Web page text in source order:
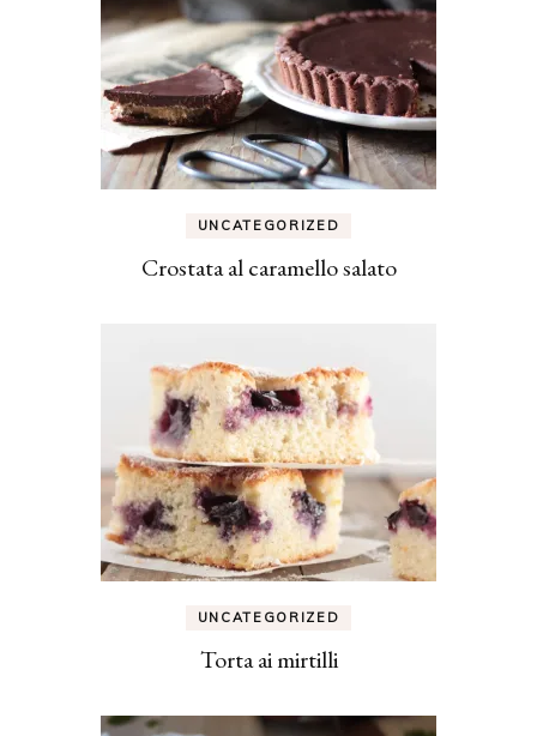
UNCATEGORIZED
Crostata al caramello salato
UNCATEGORIZED
Torta ai mirtilli